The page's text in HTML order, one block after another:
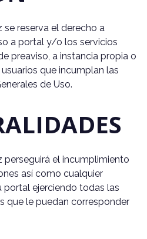
se reserva el derecho a
a portal y/o los servicios
preaviso, a instancia propia o
que incumplan las
de Uso.
perseguirá el incumplimiento
así como cualquier
portal ejerciendo todas las
que le puedan corresponder